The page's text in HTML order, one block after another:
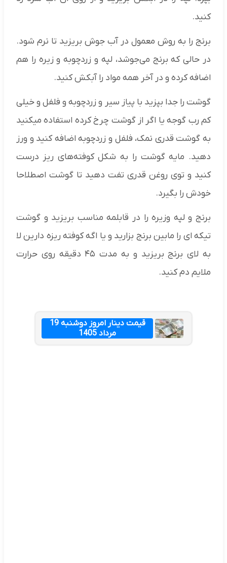
کنید.
برنج را به روش معمول در آب جوش بریزید تا نرم شود.
در حالی که برنج می‌جوشد، لپه و زردچوبه و زیره را هم
اضافه کرده و در آخر همه مواد را آبکش کنید.
گوشت را جدا بپزید با پیاز سیر و زردچوبه و فلفل و خیلی
کم رب گوجه یا اگر از گوشت چرخ کرده استفاده میکنید
به گوشت قدری نمک، فلفل و زردچوبه اضافه کنید و ورز
دهید. مایه گوشت را به شکل کوفته‌های ریز درست
کنید و توی روغن قدری تفت دهید تا گوشت اصطلاحا
خودش را بگیرد.
برنج و لپه وزیره را در قابلمه مناسب بریزید و گوشت
تیکه ای را مابین برنج بزارید و یا اگه کوفته ریزه دارین لا
به لای برنج بریزید و به مدت ۴۵ دقیقه روی حرارت
ملایم دم کنید.
قیمت دینار امروز دوشنبه 19
مرداد 1405